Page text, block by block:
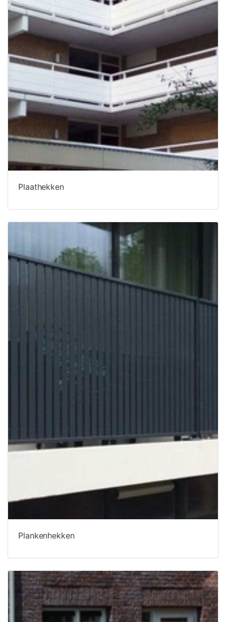
Plaathekken
Plankenhekken